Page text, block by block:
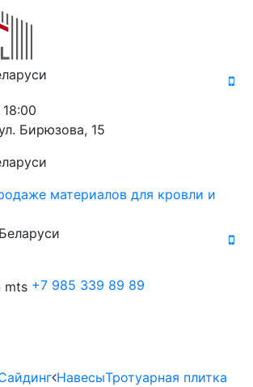
Бирюзова, 15
+7 985 339 89 89
НавесыТротуарная плитка